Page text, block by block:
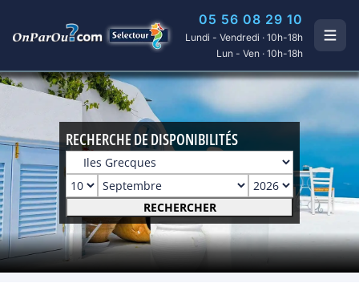
05 56 08 29 10
Lundi - Vendredi · 10h-18h
Lun - Ven · 10h-18h
RECHERCHE DE DISPONIBILITÉS
RECHERCHER